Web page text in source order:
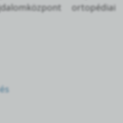
ortopédiai